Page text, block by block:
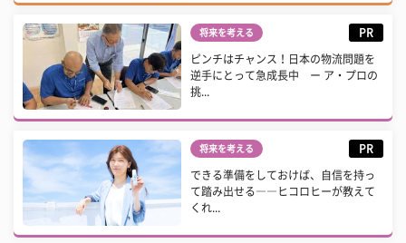
将来を考える PR
ピンチはチャンス！日本の物流問題を
逆手にとって急成長中 ー ア・プロの
挑...
将来を考える PR
できる準備をしておけば、自信を持っ
て踏み出せる――ヒコロヒーが教えて
くれ...